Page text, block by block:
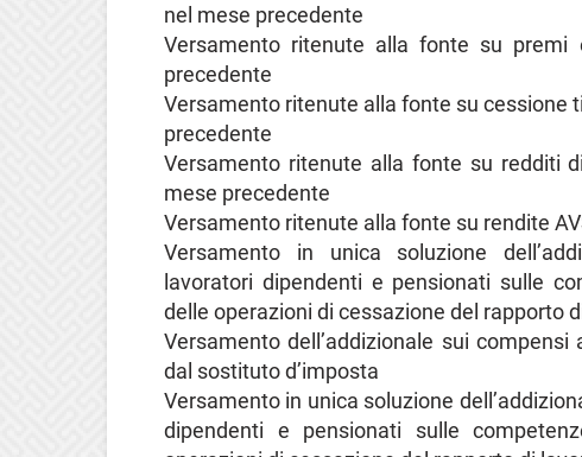
nel mese precedente
Versamento ritenute alla fonte su
precedente
Versamento ritenute alla fonte su cessione
precedente
Versamento ritenute alla fonte su redditi
mese precedente
Versamento ritenute alla fonte su rendite
Versamento in unica soluzione
lavoratori dipendenti e pensionati sulle
delle operazioni di cessazione del rapporto
Versamento dell’addizionale sui
dal sostituto d’imposta
Versamento in unica soluzione
dipendenti e pensionati sulle